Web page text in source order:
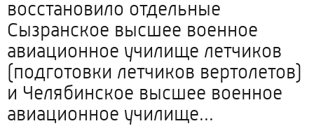
восстановило отдельные
Сызранское высшее военное
авиационное училище летчиков
(подготовки летчиков вертолетов)
и Челябинское высшее военное
авиационное училище...